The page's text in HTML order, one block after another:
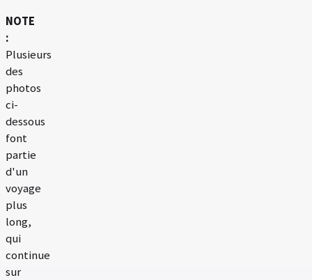
NOTE
:
Plusieurs
des
photos
ci-
dessous
font
partie
d'un
voyage
plus
long,
qui
continue
sur